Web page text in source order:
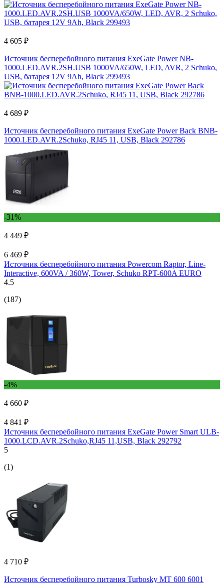
4 605 ₽
Источник бесперебойного питания ExeGate Power NB-
1000.LED.AVR.2SH.USB 1000VA/650W, LED, AVR, 2 Schuko,
USB, батарея 12V 9Ah, Black 299493
4 689 ₽
Источник бесперебойного питания ExeGate Power Back BNB-
1000.LED.AVR.2Schuko, RJ45 11, USB, Black 292786
-31%
4 449 ₽
6 469 ₽
Источник бесперебойного питания Powercom Raptor, Line-
Interactive, 600VA / 360W, Tower, Schuko RPT-600A EURO
4.5
(187)
-4%
4 660 ₽
4 841 ₽
Источник бесперебойного питания ExeGate Power Smart ULB-
1000.LCD.AVR.2Schuko,RJ45 11,USB, Black 292792
5
(1)
4 710 ₽
Источник бесперебойного питания Turbosky MT 600 6001